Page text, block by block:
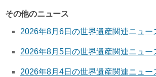
その他のニュース
2026年8月6日の世界遺産関連ニュー
2026年8月5日の世界遺産関連ニュー
2026年8月4日の世界遺産関連ニュー